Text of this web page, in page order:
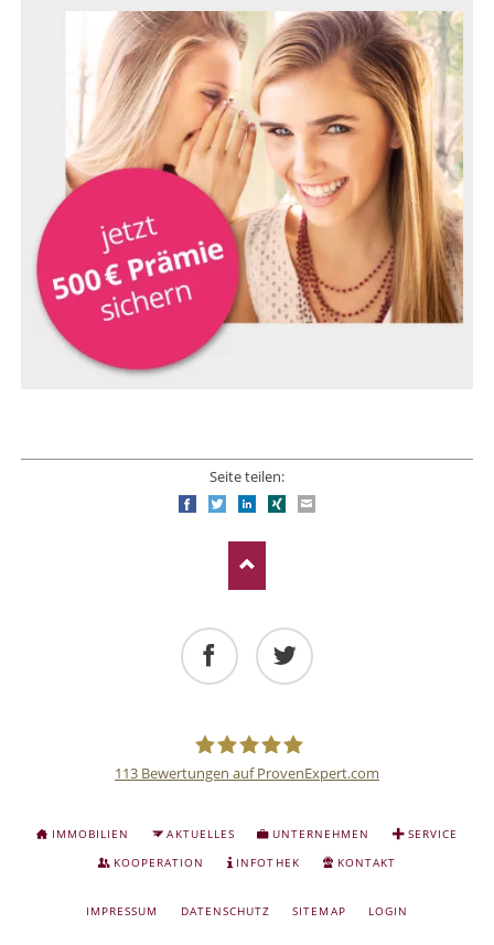
Seite teilen:
FacebookTwitterLinkedIn
Xing
Anlage
und
113 Bewertungen auf ProvenExpert.com
NAVIGATION
ÜBERSPRINGEN
IMMOBILIEN AKTUELLES UNTERNEHMEN
SERVICE
KOOPERATION
INFOTHEK KONTAKT
NAVIGATION
IMPRESSUM DATENSCHUTZ SITEMAP LOGIN